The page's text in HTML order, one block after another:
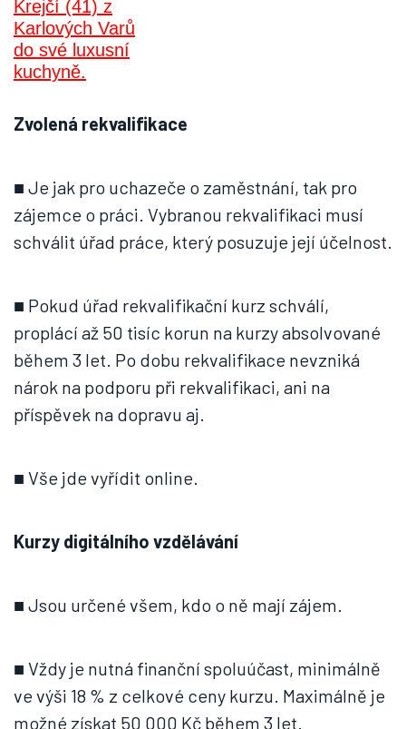
Zvolená rekvalifikace
■ Je jak pro uchazeče o zaměstnání, tak pro
zájemce o práci. Vybranou rekvalifikaci musí
schválit úřad práce, který posuzuje její účelnost.
■ Pokud úřad rekvalifikační kurz schválí,
proplácí až 50 tisíc korun na kurzy absolvované
během 3 let. Po dobu rekvalifikace nevzniká
nárok na podporu při rekvalifikaci, ani na
příspěvek na dopravu aj.
■ Vše jde vyřídit online.
Kurzy digitálního vzdělávání
■ Jsou určené všem, kdo o ně mají zájem.
■ Vždy je nutná finanční spoluúčast, minimálně
ve výši 18 % z celkové ceny kurzu. Maximálně je
možné získat 50 000 Kč během 3 let.